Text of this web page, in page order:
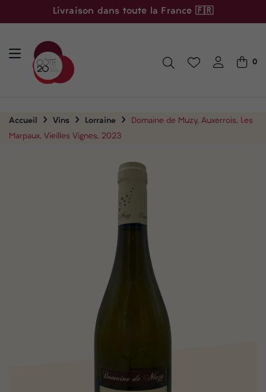
Livraison dans toute la France 🇫🇷
0
Accueil Vins Lorraine
Domaine de Muzy, Auxerrois, Les
Marpaux, Vieilles Vignes, 2023